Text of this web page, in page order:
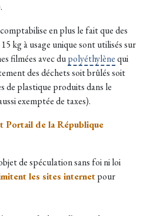
en plus le fait que des
kg à usage unique sont utilisés sur
filmées avec dupolyéthylènequi
des déchets soit brûlés soit
de plastique produits dans le
exemptée de taxes).
Portail de la République
de spéculation sans foi ni loi
les sites internetpour